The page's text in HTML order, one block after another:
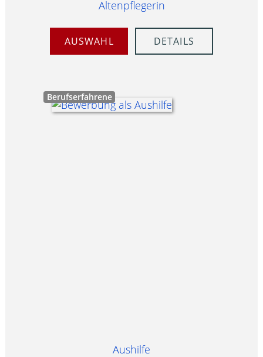
Altenpflegerin
AUSWAHL DETAILS
Berufserfahrene
Aushilfe